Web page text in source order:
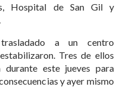
Hospital de San Gil y
a un centro
Tres de ellos
durante este jueves para
y ayer mismo